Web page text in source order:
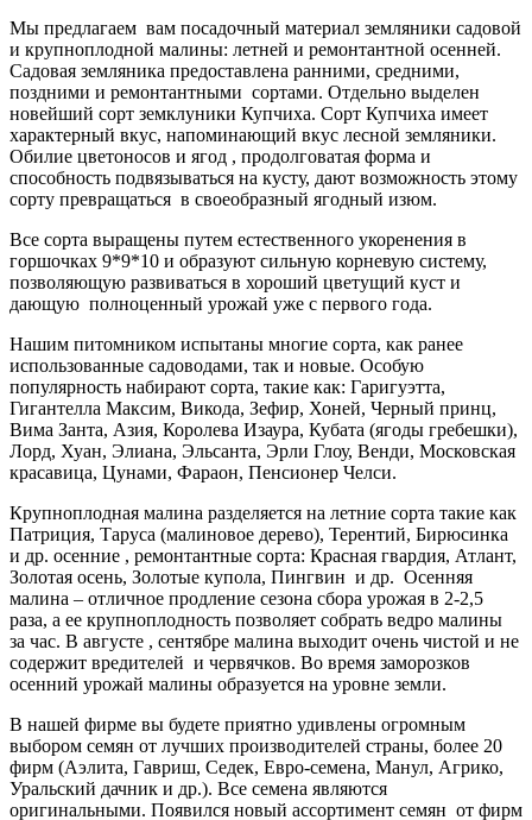
Мы предлагаем вам посадочный материал земляники садовой
и крупноплодной малины: летней и ремонтантной осенней.
Садовая земляника предоставлена ранними, средними,
поздними и ремонтантными сортами. Отдельно выделен
новейший сорт земклуники Купчиха. Сорт Купчиха имеет
характерный вкус, напоминающий вкус лесной земляники.
Обилие цветоносов и ягод , продолговатая форма и
способность подвязываться на кусту, дают возможность этому
сорту превращаться в своеобразный ягодный изюм.
Все сорта выращены путем естественного укоренения в
горшочках 9*9*10 и образуют сильную корневую систему,
позволяющую развиваться в хороший цветущий куст и
дающую полноценный урожай уже с первого года.
Нашим питомником испытаны многие сорта, как ранее
использованные садоводами, так и новые. Особую
популярность набирают сорта, такие как: Гаригуэтта,
Гигантелла Максим, Викода, Зефир, Хоней, Черный принц,
Вима Занта, Азия, Королева Изаура, Кубата (ягоды гребешки),
Лорд, Хуан, Элиана, Эльсанта, Эрли Глоу, Венди, Московская
красавица, Цунами, Фараон, Пенсионер Челси.
Крупноплодная малина разделяется на летние сорта такие как
Патриция, Таруса (малиновое дерево), Терентий, Бирюсинка
и др. осенние , ремонтантные сорта: Красная гвардия, Атлант,
Золотая осень, Золотые купола, Пингвин и др. Осенняя
малина – отличное продление сезона сбора урожая в 2-2,5
раза, а ее крупноплодность позволяет собрать ведро малины
за час. В августе , сентябре малина выходит очень чистой и не
содержит вредителей и червячков. Во время заморозков
осенний урожай малины образуется на уровне земли.
В нашей фирме вы будете приятно удивлены огромным
выбором семян от лучших производителей страны, более 20
фирм (Аэлита, Гавриш, Седек, Евро-семена, Манул, Агрико,
Уральский дачник и др.). Все семена являются
оригинальными. Появился новый ассортимент семян от фирм